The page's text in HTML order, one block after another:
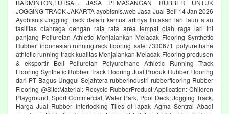
BADMINTON,FUTSAL. JASA PEMASANGAN RUBBER UNTUK
JOGGING TRACK JAKARTA ayobisnis.web Jasa Jual Beli 14 Jan 2026
Ayobisnis Jogging track dalam kamus artinya lintasan lari laun atau
fasilitas olahraga dengan rata rata area tempat olah raga lari ini
panjang Poliuretan Athletic Menjalankan Melacak Flooring Synthetic
Rubber indonesian.runningtrack flooring sale 7330671 polyurethane
athletic running track kualitas Menjalankan Melacak Flooring produsen
& eksportir Beli Poliuretan Polyurethane Athletic Running Track
Flooring Synthetic Rubber Track Flooring Jual Produk Rubber Flooring
dari PT Bagus Unggul Sejahtera rubberindustri rubberflooring Rubber
Flooring @Site:Material: Recycle RubberProduct Application: Children
Playground, Sport Commercial, Water Park, Pool Deck, Jogging Track,
Harga Jual Rubber Interlocking Tiles di lapak Agma Sentral Abadi